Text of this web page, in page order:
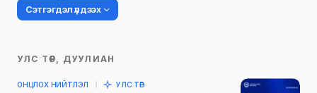
Сэтгэгдэл үлдээх
Таны имэйл хаягийг нийтлэхгүй.
УЛС ТӨР, ДУУЛИАН
ОНЦЛОХ НИЙТЛЭЛ УЛС ТӨР